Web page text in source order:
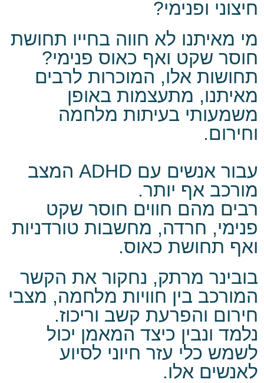
חיצוני ופנימי?
מי מאיתנו לא חווה בחייו תחושת
חוסר שקט ואף כאוס פנימי?
תחושות אלו, המוכרות לרבים
מאיתנו, מתעצמות באופן
משמעותי בעיתות מלחמה
וחירום.
עבור אנשים עם ADHD המצב
מורכב אף יותר.
רבים מהם חווים חוסר שקט
פנימי, חרדה, מחשבות טורדניות
ואף תחושת כאוס.
בובינר מרתק, נחקור את הקשר
המורכב בין חוויות מלחמה, מצבי
חירום והפרעת קשב וריכוז.
נלמד ונבין כיצד המאמן יכול
לשמש כלי עזר חיוני לסיוע
לאנשים אלו.